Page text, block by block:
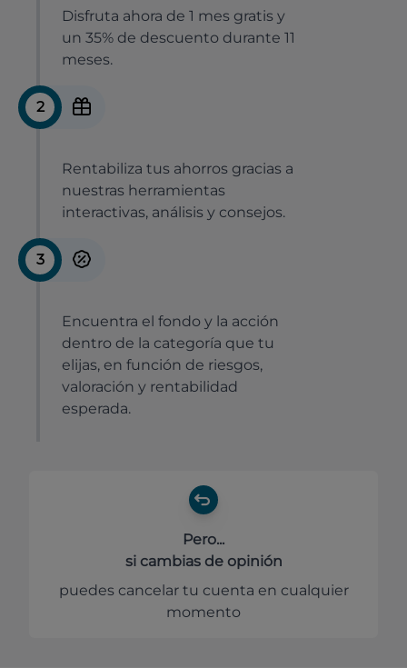
Disfruta ahora de 1 mes gratis y
un 35% de descuento durante 11
meses.
2
Rentabiliza tus ahorros gracias a
nuestras herramientas
interactivas, análisis y consejos.
3
Encuentra el fondo y la acción
dentro de la categoría que tu
elijas, en función de riesgos,
valoración y rentabilidad
esperada.
Pero...
si cambias de opinión
puedes cancelar tu cuenta en cualquier
momento